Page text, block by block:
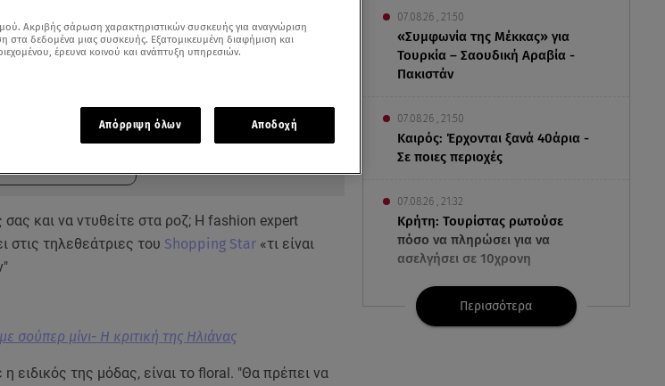
07.08.26 , 21:50
«Συμφωνία της Μέκκας» για
Τουρκία – Σαουδική Αραβία -
Πακιστάν
07.08.26 , 21:50
Καιρός: Έρχονται ξανά 40άρια -
Σε ποιες περιοχές
07.08.26 , 21:32
Κρήτη: Τουρίστας ρωτούσε
πόσο να πληρώσει για να
ασελγήσει σε 10χρονη
07.08.26 , 21:17
Κλήρωση Eurojackpot
Περισσότερα
μας στα αποτελέσματα αναζήτησης
και να ντυθείτε στα ροζ; Η fashion expert
στις τηλεθεάτριες του Shopping Star «τι είναι
σούπερ μίνι- Η κριτική της Ηλιάνας
ειδικός της μόδας, είναι το floral. "Θα πρέπει να
Ακριβής σάρωση χαρακτηριστικών συσκευής για αναγνώριση
δεδομένα μιας συσκευής. Εξατομικευμένη διαφήμιση και
έρευνα κοινού και ανάπτυξη υπηρεσιών.
Απόρριψη όλων Αποδοχή